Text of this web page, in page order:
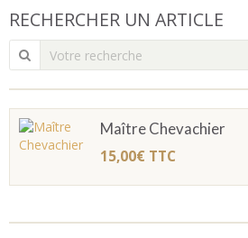
RECHERCHER UN ARTICLE
Maître Chevachier
15,00€ TTC